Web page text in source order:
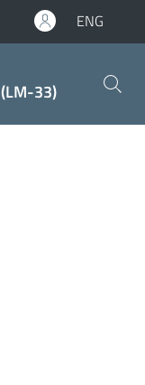
ENG
33)